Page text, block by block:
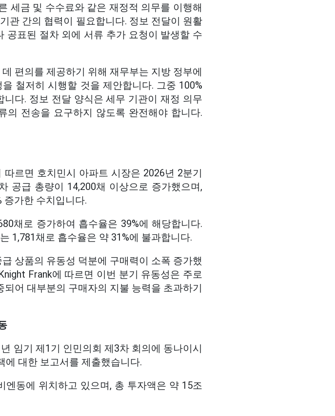
세금 및 수수료와 같은 재정적 의무를 이행해
관 간의 협력이 필요합니다. 정보 전달이 원활
공표된 절차 외에 서류 추가 요청이 발생할 수
편의를 제공하기 위해 재무부는 지방 정부에
철저히 시행할 것을 제안합니다. 그중 100%
다. 정보 전달 양식은 세무 기관이 재정 의무
의 전송을 요구하지 않도록 완전해야 합니다.
르면 호치민시 아파트 시장은 2026년 2분기
공급 총량이 14,200채 이상으로 증가했으며,
증가한 수치입니다.
채로 증가하여 흡수율은 39%에 해당합니다.
1,781채로 흡수율은 약 31%에 불과합니다.
상품의 유동성 덕분에 구매력이 소폭 증가했
Frank에 따르면 이번 분기 유동성은 주로
어 대부분의 구매자의 지불 능력을 초과하기
임기 제1기 인민의회 제3차 회의에 동나이시
에 대한 보고서를 제출했습니다.
엔동에 위치하고 있으며, 총 투자액은 약 15조